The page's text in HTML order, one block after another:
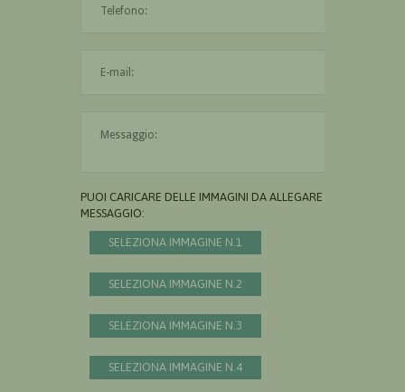
PUOI CARICARE DELLE IMMAGINI DA ALLEGARE AL
MESSAGGIO:
SELEZIONA IMMAGINE N.1
SELEZIONA IMMAGINE N.2
SELEZIONA IMMAGINE N.3
SELEZIONA IMMAGINE N.4